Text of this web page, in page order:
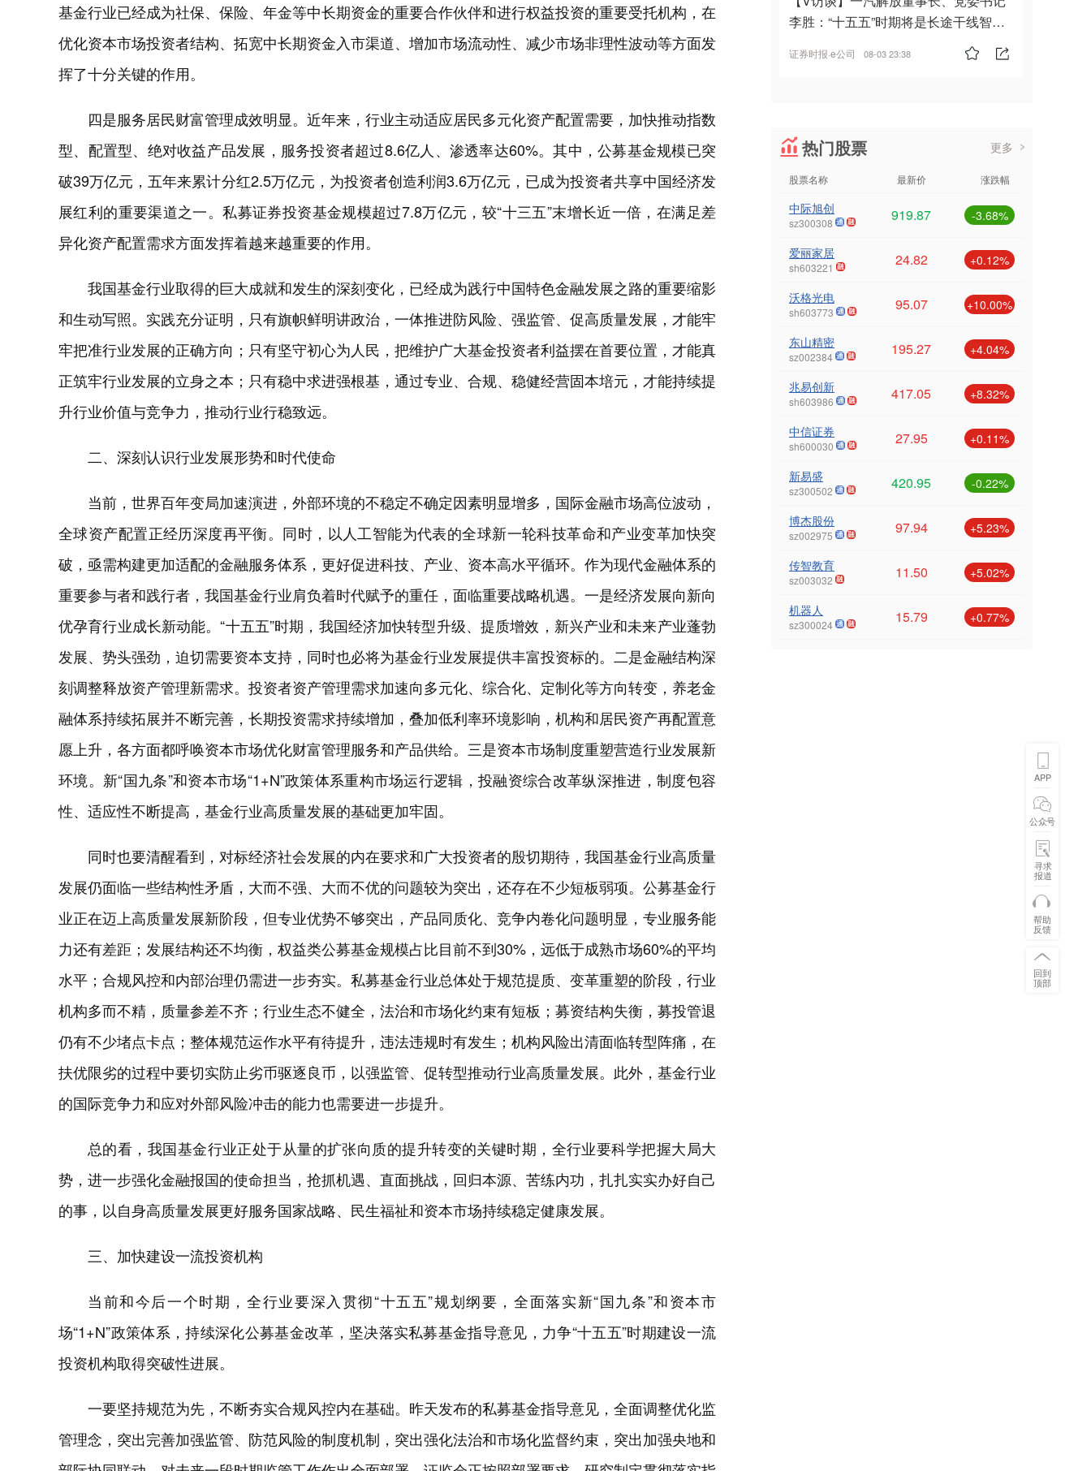
基金行业已经成为社保、保险、年金等中长期资金的重要合作伙伴和进行权益投资的重要受托机构，在
优化资本市场投资者结构、拓宽中长期资金入市渠道、增加市场流动性、减少市场非理性波动等方面发
挥了十分关键的作用。
四是服务居民财富管理成效明显。近年来，行业主动适应居民多元化资产配置需要，加快推动指数
型、配置型、绝对收益产品发展，服务投资者超过8.6亿人、渗透率达60%。其中，公募基金规模已突
破39万亿元，五年来累计分红2.5万亿元，为投资者创造利润3.6万亿元，已成为投资者共享中国经济发
展红利的重要渠道之一。私募证券投资基金规模超过7.8万亿元，较“十三五”末增长近一倍，在满足差
异化资产配置需求方面发挥着越来越重要的作用。
我国基金行业取得的巨大成就和发生的深刻变化，已经成为践行中国特色金融发展之路的重要缩影
和生动写照。实践充分证明，只有旗帜鲜明讲政治，一体推进防风险、强监管、促高质量发展，才能牢
牢把准行业发展的正确方向；只有坚守初心为人民，把维护广大基金投资者利益摆在首要位置，才能真
正筑牢行业发展的立身之本；只有稳中求进强根基，通过专业、合规、稳健经营固本培元，才能持续提
升行业价值与竞争力，推动行业行稳致远。
二、深刻认识行业发展形势和时代使命
当前，世界百年变局加速演进，外部环境的不稳定不确定因素明显增多，国际金融市场高位波动，
全球资产配置正经历深度再平衡。同时，以人工智能为代表的全球新一轮科技革命和产业变革加快突
破，亟需构建更加适配的金融服务体系，更好促进科技、产业、资本高水平循环。作为现代金融体系的
重要参与者和践行者，我国基金行业肩负着时代赋予的重任，面临重要战略机遇。一是经济发展向新向
优孕育行业成长新动能。“十五五”时期，我国经济加快转型升级、提质增效，新兴产业和未来产业蓬勃
发展、势头强劲，迫切需要资本支持，同时也必将为基金行业发展提供丰富投资标的。二是金融结构深
刻调整释放资产管理新需求。投资者资产管理需求加速向多元化、综合化、定制化等方向转变，养老金
融体系持续拓展并不断完善，长期投资需求持续增加，叠加低利率环境影响，机构和居民资产再配置意
愿上升，各方面都呼唤资本市场优化财富管理服务和产品供给。三是资本市场制度重塑营造行业发展新
环境。新“国九条”和资本市场“1+N”政策体系重构市场运行逻辑，投融资综合改革纵深推进，制度包容
性、适应性不断提高，基金行业高质量发展的基础更加牢固。
同时也要清醒看到，对标经济社会发展的内在要求和广大投资者的殷切期待，我国基金行业高质量
发展仍面临一些结构性矛盾，大而不强、大而不优的问题较为突出，还存在不少短板弱项。公募基金行
业正在迈上高质量发展新阶段，但专业优势不够突出，产品同质化、竞争内卷化问题明显，专业服务能
力还有差距；发展结构还不均衡，权益类公募基金规模占比目前不到30%，远低于成熟市场60%的平均
水平；合规风控和内部治理仍需进一步夯实。私募基金行业总体处于规范提质、变革重塑的阶段，行业
机构多而不精，质量参差不齐；行业生态不健全，法治和市场化约束有短板；募资结构失衡，募投管退
仍有不少堵点卡点；整体规范运作水平有待提升，违法违规时有发生；机构风险出清面临转型阵痛，在
扶优限劣的过程中要切实防止劣币驱逐良币，以强监管、促转型推动行业高质量发展。此外，基金行业
的国际竞争力和应对外部风险冲击的能力也需要进一步提升。
总的看，我国基金行业正处于从量的扩张向质的提升转变的关键时期，全行业要科学把握大局大
势，进一步强化金融报国的使命担当，抢抓机遇、直面挑战，回归本源、苦练内功，扎扎实实办好自己
的事，以自身高质量发展更好服务国家战略、民生福祉和资本市场持续稳定健康发展。
三、加快建设一流投资机构
当前和今后一个时期，全行业要深入贯彻“十五五”规划纲要，全面落实新“国九条”和资本市
场“1+N”政策体系，持续深化公募基金改革，坚决落实私募基金指导意见，力争“十五五”时期建设一流
投资机构取得突破性进展。
一要坚持规范为先，不断夯实合规风控内在基础。昨天发布的私募基金指导意见，全面调整优化监
管理念，突出完善加强监管、防范风险的制度机制，突出强化法治和市场化监督约束，突出加强央地和
李胜：“十五五”时期将是长途干线智能
证券时报·e公司 08-03 23:38
热门股票 更多
股票名称 最新价 涨跌幅
中际旭创
sz300308 919.87 -3.68%
爱丽家居
sh603221 24.82 +0.12%
沃格光电
sh603773 95.07 +10.00%
东山精密
sz002384 195.27 +4.04%
兆易创新
sh603986 417.05 +8.32%
中信证券
sh600030 27.95 +0.11%
新易盛
sz300502 420.95 -0.22%
博杰股份
sz002975 97.94 +5.23%
传智教育
sz003032 11.50 +5.02%
机器人
sz300024 15.79 +0.77%
APP
公众号
寻求
报道
帮助
反馈
回到
顶部